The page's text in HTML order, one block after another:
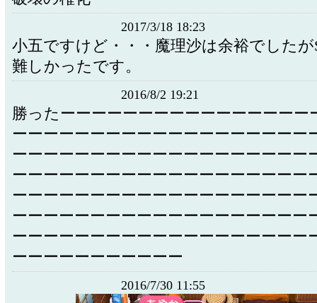
2017/3/18 18:23
小五ですけど・・・魔理沙は余裕でしたが
難しかったです。
2016/8/2 19:21
勝ったーーーーーーーーーーーーーーーー
ーーーーーーーーーーーーーーーーーーー
ーーーーーーーーーーーーーーーーーーー
ーーーーーーーーーーーーーーーーーーー
ーーーーーーーーーーーーーーーーーーー
ーーーーーーーーーーーーーーーーーーー
ーーーーーーーーーーーーーーーーーーー
ーーーーーーーーーーー
2016/7/30 11:55